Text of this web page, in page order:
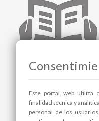
Suscríbete al
boletín de noticias
Este portal web utiliza
finalidad técnica y
personal de los